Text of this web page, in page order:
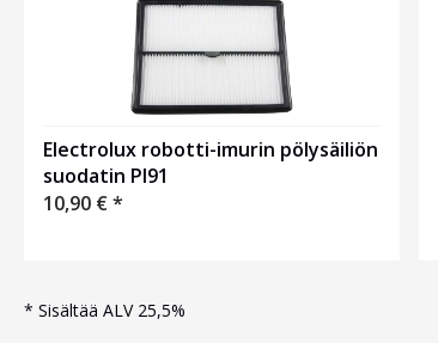
Electrolux robotti-imurin pölysäiliön
suodatin PI91
10,90 €*
* Sisältää ALV 25,5%